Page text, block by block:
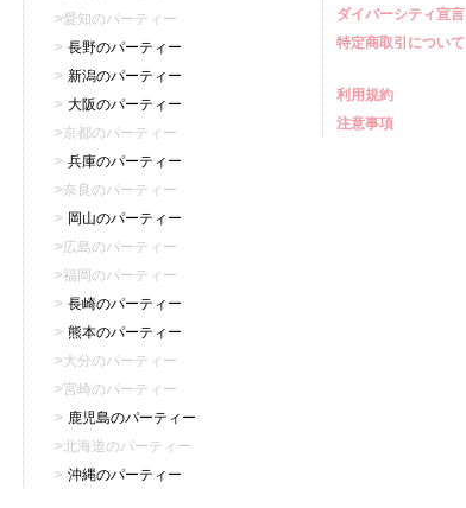
愛知のパーティー
長野のパーティー
新潟のパーティー
大阪のパーティー
京都のパーティー
兵庫のパーティー
奈良のパーティー
岡山のパーティー
広島のパーティー
福岡のパーティー
長崎のパーティー
熊本のパーティー
大分のパーティー
宮崎のパーティー
鹿児島のパーティー
北海道のパーティー
沖縄のパーティー
ダイバーシティ宣言
特定商取引について
利用規約
注意事項